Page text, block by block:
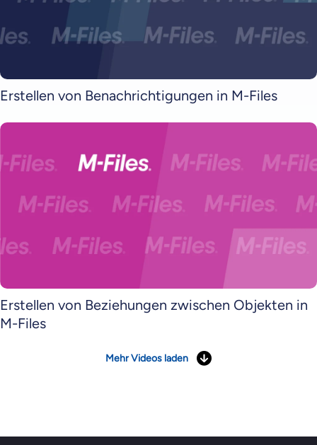
Erstellen von Benachrichtigungen in M-Files
Erstellen von Beziehungen zwischen Objekten in
M-Files
Mehr Videos laden